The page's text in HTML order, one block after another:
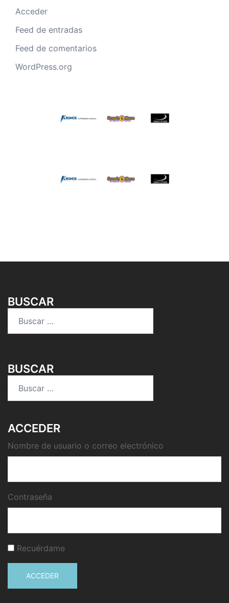
Acceder
Feed de entradas
Feed de comentarios
WordPress.org
BUSCAR
BUSCAR
ACCEDER
Nombre de usuario o correo electrónico
Contraseña
Recuérdame
ACCEDER